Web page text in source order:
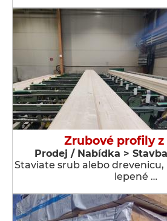
Zrubové profily z
Prodej / Nabídka >
Staviate srub alebo
lepené …